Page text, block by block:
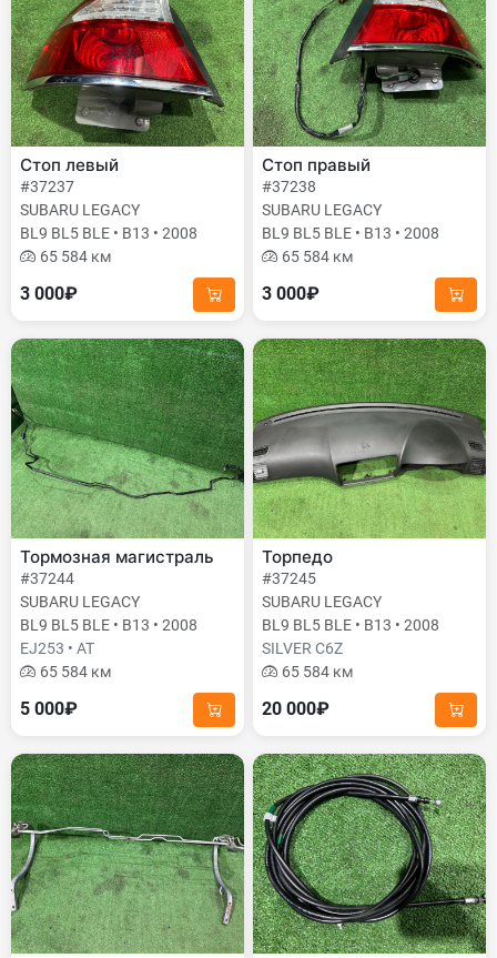
Стоп левый
#37237
SUBARU LEGACY
BL9 BL5 BLE • B13 • 2008
65 584 км
3 000₽
Стоп правый
#37238
SUBARU LEGACY
BL9 BL5 BLE • B13 • 2008
65 584 км
3 000₽
Тормозная магистраль
#37244
SUBARU LEGACY
BL9 BL5 BLE • B13 • 2008
EJ253 • AT
65 584 км
5 000₽
Торпедо
#37245
SUBARU LEGACY
BL9 BL5 BLE • B13 • 2008
SILVER C6Z
65 584 км
20 000₽